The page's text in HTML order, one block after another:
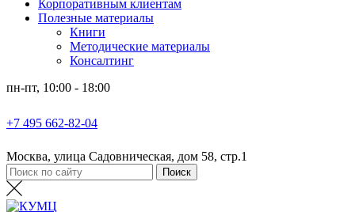
Корпоративным клиентам
Полезные материалы
Книги
Методические материалы
Консалтинг
пн-пт, 10:00 - 18:00
+7 495 662-82-04
Москва, улица Садовническая, дом 58, стр.1